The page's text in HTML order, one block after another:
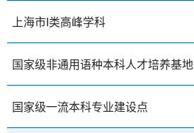
上海市I类高峰学科
国家级非通用语种本科人才培养基地
国家级一流本科专业建设点